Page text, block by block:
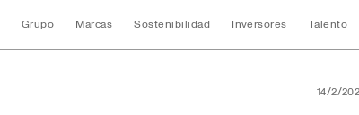
Grupo Marcas Sostenibilidad Inversores Talento
Inditex y la 14/2/